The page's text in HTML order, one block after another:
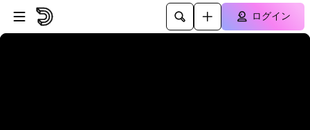
プレイヤーにスキップ
メインコンテンツにスキップ
ログイン